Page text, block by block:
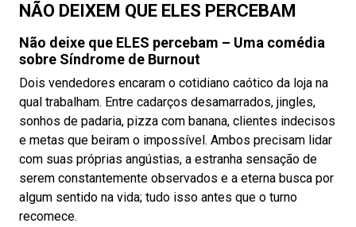
NÃO DEIXEM QUE ELES PERCEBAM
Não deixe que ELES percebam – Uma comédia
sobre Síndrome de Burnout
Dois vendedores encaram o cotidiano caótico da loja na
qual trabalham. Entre cadarços desamarrados, jingles,
sonhos de padaria, pizza com banana, clientes indecisos
e metas que beiram o impossível. Ambos precisam lidar
com suas próprias angústias, a estranha sensação de
serem constantemente observados e a eterna busca por
algum sentido na vida; tudo isso antes que o turno
recomece.